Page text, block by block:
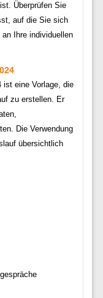
Überprüfen Sie
auf die Sie sich
Ihre individuellen
ist eine Vorlage, die
zu erstellen. Er
Die Verwendung
übersichtlich